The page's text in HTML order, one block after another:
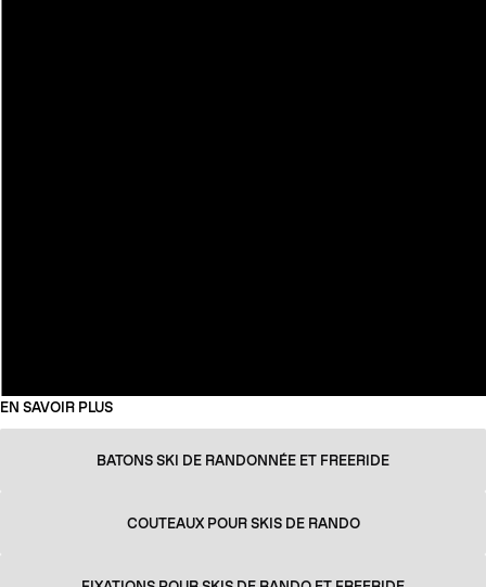
EN SAVOIR PLUS
BATONS SKI DE RANDONNÉE ET FREERIDE
COUTEAUX POUR SKIS DE RANDO